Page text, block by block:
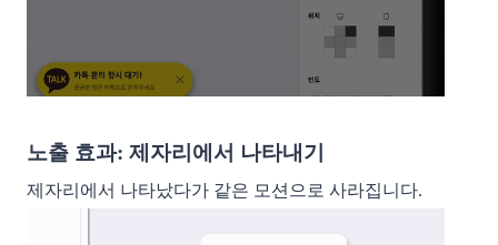
노출 효과: 제자리에서 나타내기
제자리에서 나타났다가 같은 모션으로 사라집니다.